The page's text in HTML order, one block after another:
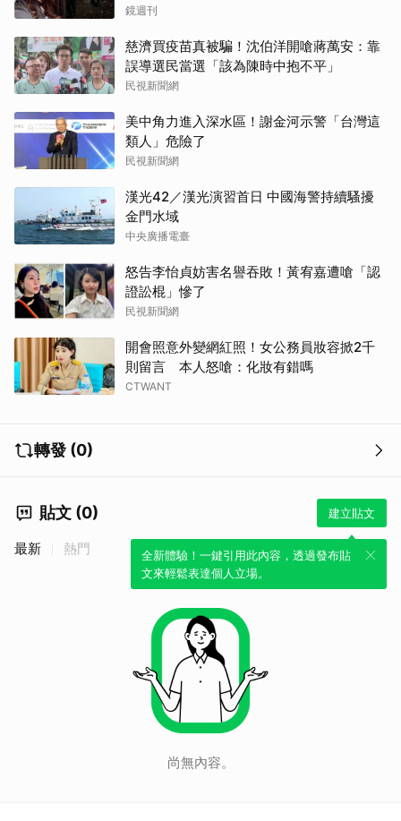
鏡週刊
慈濟買疫苗真被騙！沈伯洋開嗆蔣萬安：靠
誤導選民當選「該為陳時中抱不平」
民視新聞網
美中角力進入深水區！謝金河示警「台灣這
類人」危險了
民視新聞網
漢光42／漢光演習首日 中國海警持續騷擾
金門水域
中央廣播電臺
怒告李怡貞妨害名譽吞敗！黃宥嘉遭嗆「認
證訟棍」慘了
民視新聞網
開會照意外變網紅照！女公務員妝容掀2千
則留言 本人怒嗆：化妝有錯嗎
CTWANT
轉發 (0)
貼文 (0) 建立貼文
全新體驗！一鍵引用此內容，透過發布貼
文來輕鬆表達個人立場。
最新 熱門
尚無內容。